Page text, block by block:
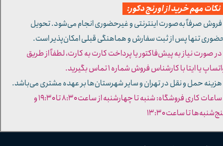
مهم خرید از اورنج دکور:
صرفاً به‌صورت اینترنتی و غیرحضوری انجام می‌شود. تحویل
تنها پس از ثبت سفارش و هماهنگی قبلی امکان‌پذیر است.
صورت نیاز به پیش‌فاکتور یا پرداخت کارت به کارت، لطفاً از طریق
یا ایتا با کارشناس فروش شماره ۱ تماس بگیرید.
حمل و نقل در تهران و سایر شهرستان‌ها بر عهده مشتری می‌باشد.
- ساعات کاری فروشگاه: شنبه تا چهارشنبه از ساعت ۸:۳۰ تا ۱۹:۳۰ و
تا ساعت ۱۳:۳۰​​​​​​​